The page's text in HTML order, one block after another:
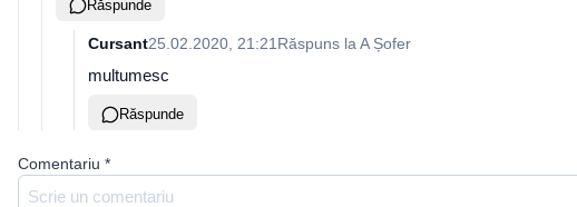
Răspunde
Cursant25.02.2020, 21:21 Răspuns la A Șofer
multumesc
Răspunde
Comentariu *